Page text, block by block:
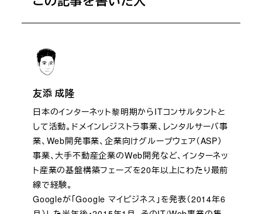
友添 成隆
日本のインターネット黎明期からITコンサルタントと
して活動。ドメインレジストラ事業、レンタルサーバ事
業、Web開発事業、企業向けグループウェア（ASP）
事業、大手不動産企業のWeb開発など、インターネッ
ト産業の基盤構築フェーズを20年以上にわたり最前
線で経験。
Googleが「Google マイビジネス」を発表（2014年6